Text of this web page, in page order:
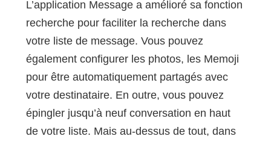
L’application Message a amélioré sa fonction
recherche pour faciliter la recherche dans
votre liste de message. Vous pouvez
également configurer les photos, les Memoji
pour être automatiquement partagés avec
votre destinataire. En outre, vous pouvez
épingler jusqu’à neuf conversation en haut
de votre liste. Mais au-dessus de tout, dans